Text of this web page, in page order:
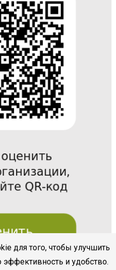
для того, чтобы улучшить
эффективность и удобство.